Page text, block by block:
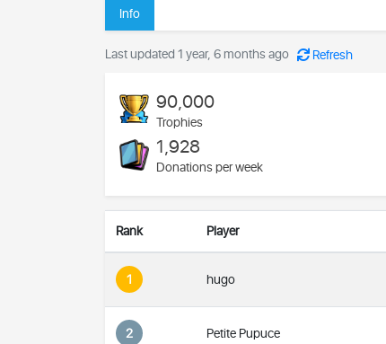
Info
Last updated 1 year, 6 months ago Refresh
90,000
Trophies
1,928
Donations per week
Rank Player
1 hugo
2 Petite Pupuce